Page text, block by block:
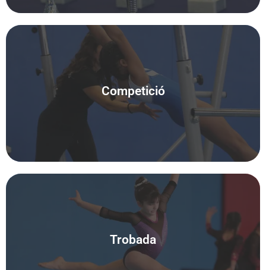
Competició
Pròximament
Trobada
Pròximament